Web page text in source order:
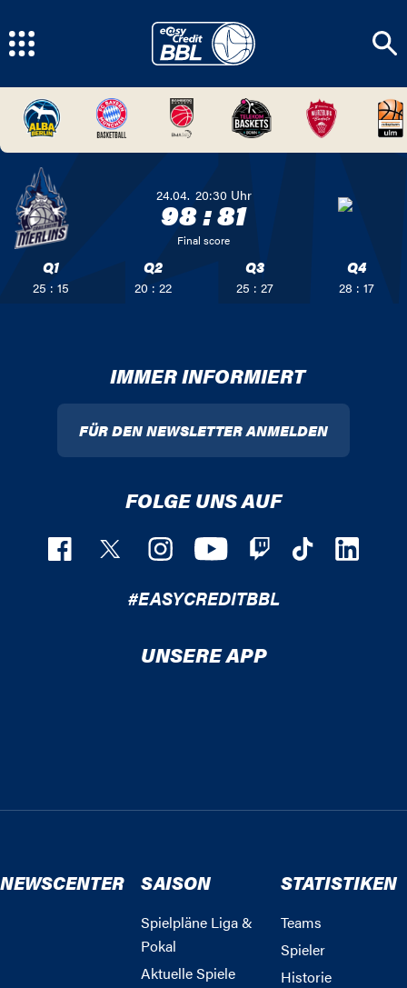
24.04. 20:30 Uhr
98:81
Final score
Q1
25 : 15
Q2
20 : 22
Q3
25 : 27
Q4
28 : 17
IMMER INFORMIERT
FÜR DEN NEWSLETTER ANMELDEN
FOLGE UNS AUF
#EASYCREDITBBL
UNSERE APP
NEWSCENTER SAISON
Spielpläne Liga &
Pokal
Aktuelle Spiele
STATISTIKEN
Teams
Spieler
Historie